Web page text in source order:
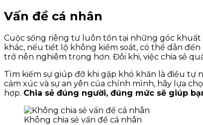
Vấn đề cá nhân
Cuộc sống riêng tư luôn tồn tại những góc
khác, nếu tiết lộ không kiểm soát, có thể dẫn
trở nên nghiêm trọng hơn. Đôi khi, việc chia sẻ
Tìm kiếm sự giúp đỡ khi gặp khó khăn là điều tự
cảm xúc và sự an yên của chính mình, hãy lựa
hợp. Chia sẻ đúng người, đúng mức sẽ giúp
Không chia sẻ vấn đề cá nhân